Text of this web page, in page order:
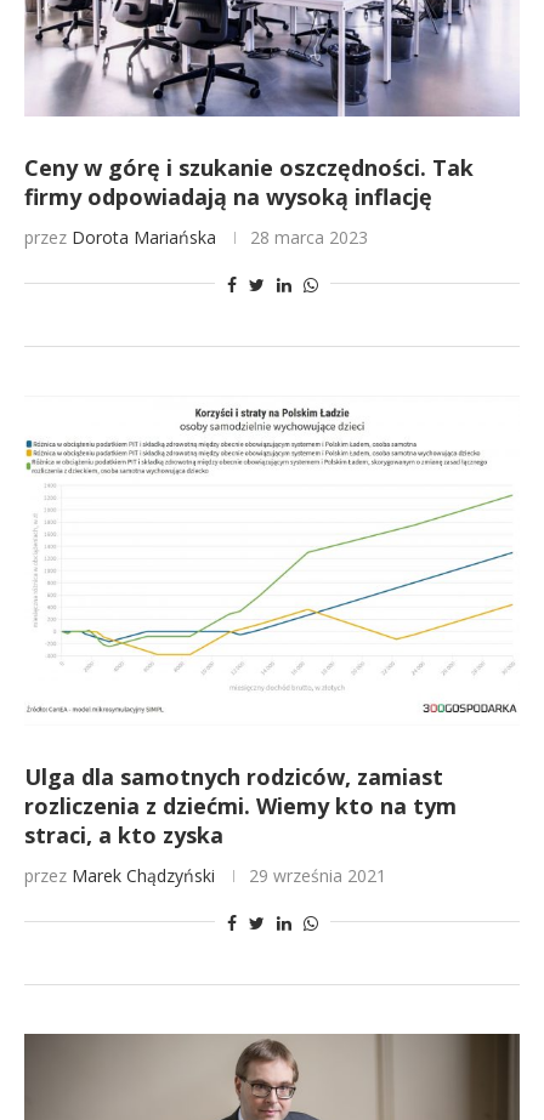
Ceny w górę i szukanie oszczędności. Tak
firmy odpowiadają na wysoką inflację
przez Dorota Mariańska 28 marca 2023
Ulga dla samotnych rodziców, zamiast
rozliczenia z dziećmi. Wiemy kto na tym
straci, a kto zyska
przez Marek Chądzyński 29 września 2021